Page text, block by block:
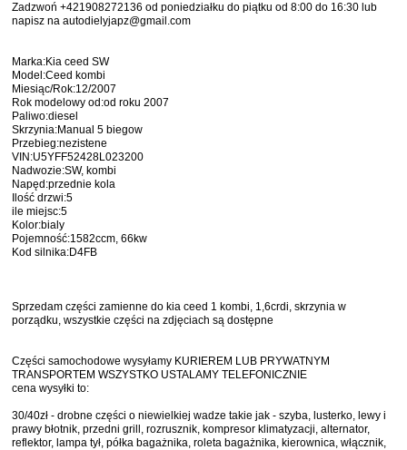
Zadzwoń +421908272136 od poniedziałku do piątku od 8:00 do 16:30 lub
napisz na autodielyjapz@gmail.com
Marka:Kia ceed SW
Model:Ceed kombi
Miesiąc/Rok:12/2007
Rok modelowy od:od roku 2007
Paliwo:diesel
Skrzynia:Manual 5 biegow
Przebieg:nezistene
VIN:U5YFF52428L023200
Nadwozie:SW, kombi
Napęd:przednie kola
Ilość drzwi:5
ile miejsc:5
Kolor:bialy
Pojemność:1582ccm, 66kw
Kod silnika:D4FB
Sprzedam części zamienne do kia ceed 1 kombi, 1,6crdi, skrzynia w
porządku, wszystkie części na zdjęciach są dostępne
Części samochodowe wysyłamy KURIEREM LUB PRYWATNYM
TRANSPORTEM WSZYSTKO USTALAMY TELEFONICZNIE
cena wysyłki to:
30/40zł - drobne części o niewielkiej wadze takie jak - szyba, lusterko, lewy i
prawy błotnik, przedni grill, rozrusznik, kompresor klimatyzacji, alternator,
reflektor, lampa tył, półka bagażnika, roleta bagażnika, kierownica, włącznik,